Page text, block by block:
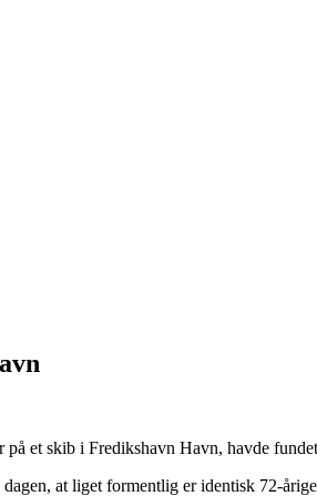
et skib i Fredikshavn Havn, havde
at liget formentlig er identisk 72-